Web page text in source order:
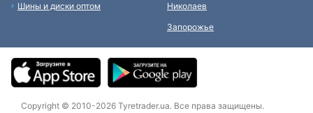
Шины и диски оптом
Николаев
Запорожье
Copyright © 2010-2026 Tyretrader.ua. Все права защищены.